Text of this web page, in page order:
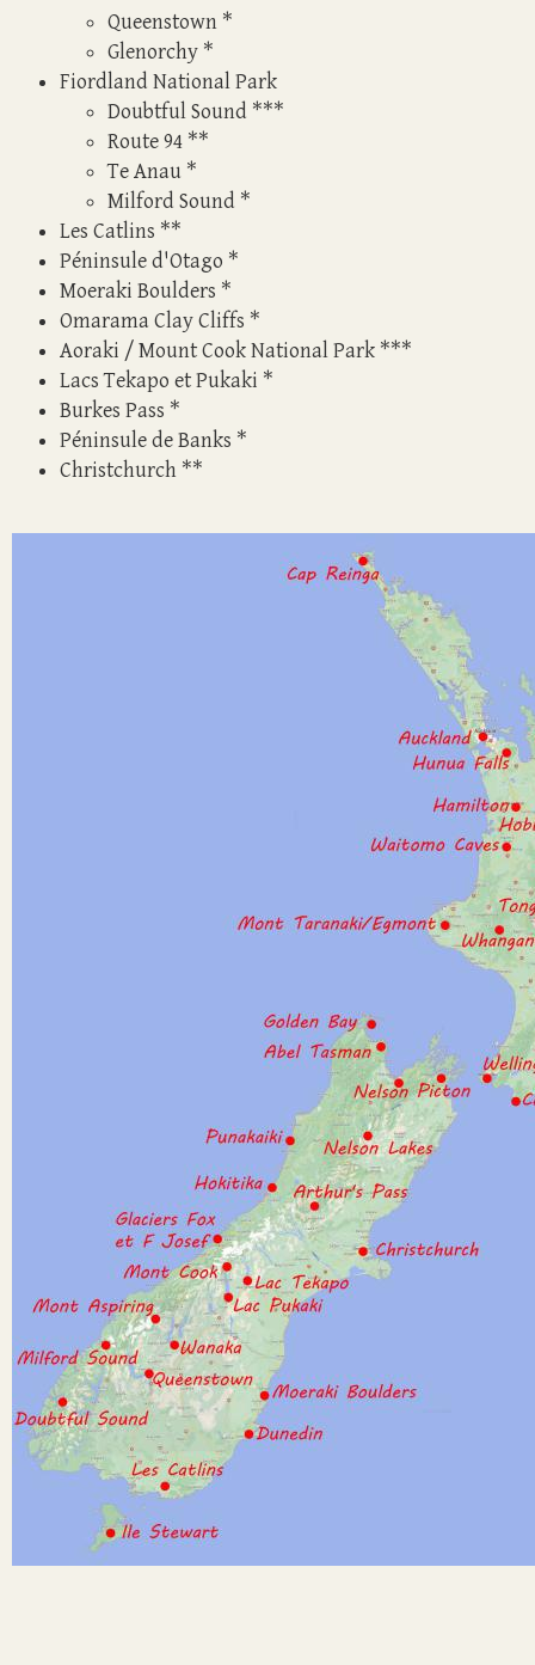
Queenstown *
Glenorchy *
Fiordland National Park
Doubtful Sound ***
Route 94 **
Te Anau *
Milford Sound *
Les Catlins **
Péninsule d'Otago *
Moeraki Boulders *
Omarama Clay Cliffs *
Aoraki / Mount Cook National Park ***
Lacs Tekapo et Pukaki *
Burkes Pass *
Péninsule de Banks *
Christchurch **